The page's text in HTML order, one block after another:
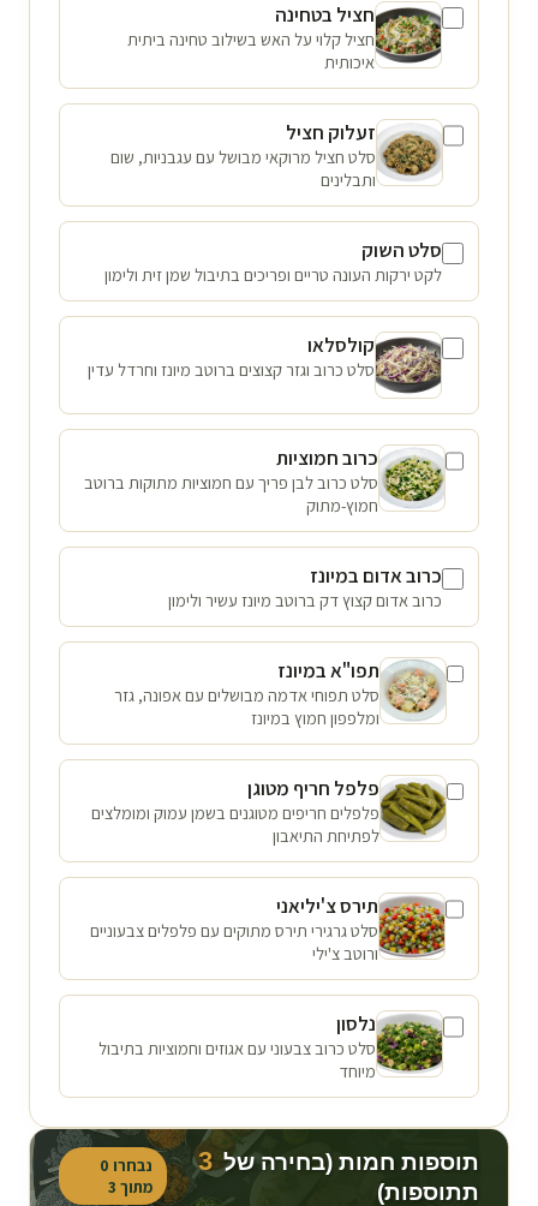
חציל בטחינה
חציל קלוי על האש בשילוב טחינה ביתית
איכותית
זעלוק חציל
סלט חציל מרוקאי מבושל עם עגבניות, שום
ותבלינים
סלט השוק
לקט ירקות העונה טריים ופריכים בתיבול שמן זית ולימון
קולסלאו
סלט כרוב וגזר קצוצים ברוטב מיונז וחרדל עדין
כרוב חמוציות
סלט כרוב לבן פריך עם חמוציות מתוקות ברוטב
חמוץ-מתוק
כרוב אדום במיונז
כרוב אדום קצוץ דק ברוטב מיונז עשיר ולימון
תפו"א במיונז
סלט תפוחי אדמה מבושלים עם אפונה, גזר
ומלפפון חמוץ במיונז
פלפל חריף מטוגן
פלפלים חריפים מטוגנים בשמן עמוק ומומלצים
לפתיחת התיאבון
תירס צ'יליאני
סלט גרגירי תירס מתוקים עם פלפלים צבעוניים
ורוטב צ'ילי
נלסון
סלט כרוב צבעוני עם אגוזים וחמוציות בתיבול
מיוחד
תוספות חמות (בחירה של 3
תתוספות)
נבחרו 0
מתוך 3